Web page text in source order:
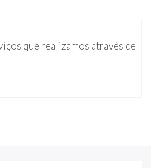
que realizamos através de